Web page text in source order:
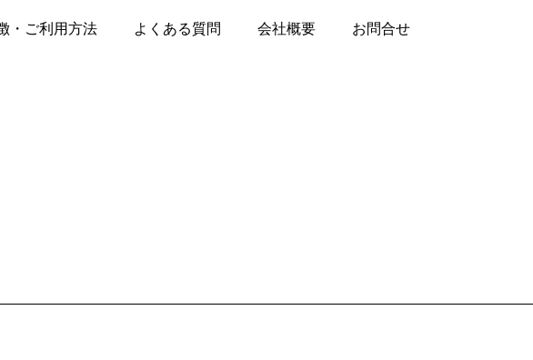
・ご利用方法 よくある質問 会社概要 お問合せ